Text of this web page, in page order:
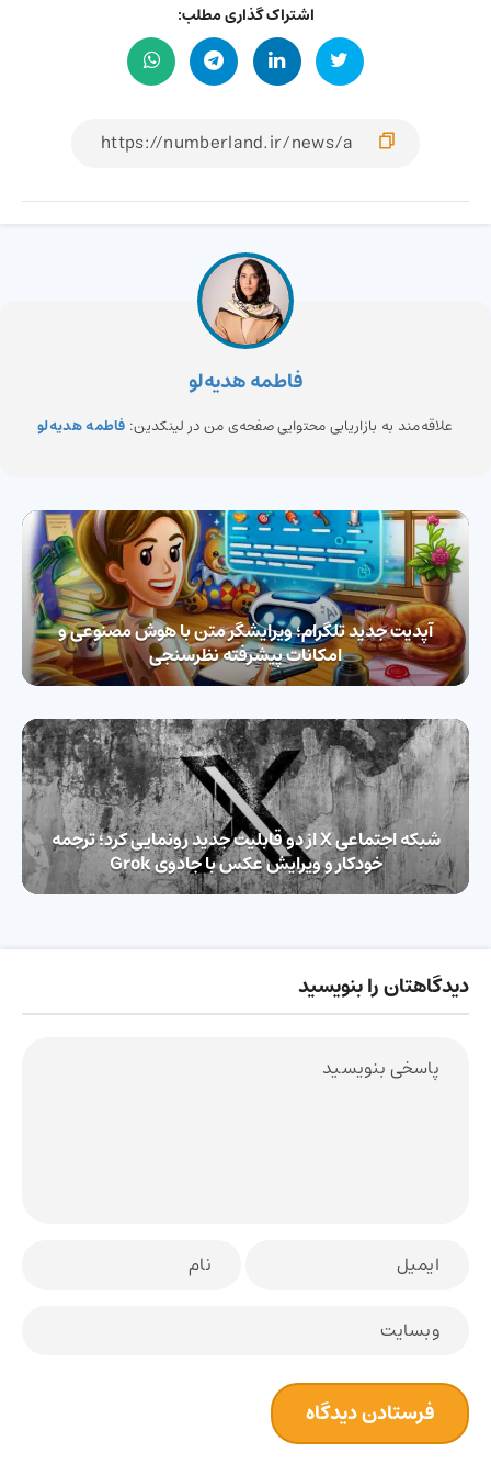
اشتراک گذاری مطلب:
فاطمه هدیه‌لو
علاقه‌مند به بازاریابی محتوایی صفحه‌ی من در لینکدین: فاطمه هدیه‌لو
آپدیت جدید تلگرام؛ ویرایشگر متن با هوش مصنوعی و
امکانات پیشرفته نظرسنجی
شبکه اجتماعی X از دو قابلیت جدید رونمایی کرد؛ ترجمه
خودکار و ویرایش عکس با جادوی Grok
دیدگاهتان را بنویسید